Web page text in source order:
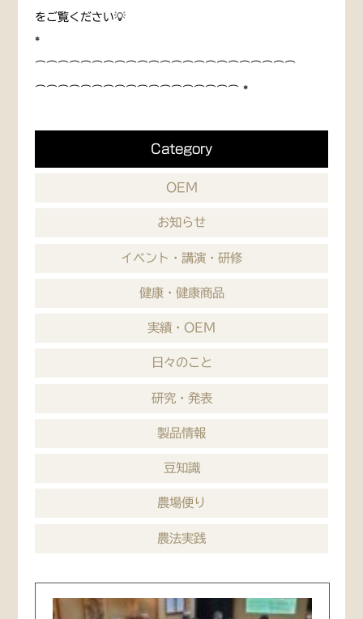
をご覧ください💡
*
⌒⌒⌒⌒⌒⌒⌒⌒⌒⌒⌒⌒⌒⌒⌒⌒⌒⌒⌒⌒⌒⌒⌒
⌒⌒⌒⌒⌒⌒⌒⌒⌒⌒⌒⌒⌒⌒⌒⌒⌒⌒ *
Category
OEM
お知らせ
イベント・講演・研修
健康・健康商品
実績・OEM
日々のこと
研究・発表
製品情報
豆知識
農場便り
農法実践